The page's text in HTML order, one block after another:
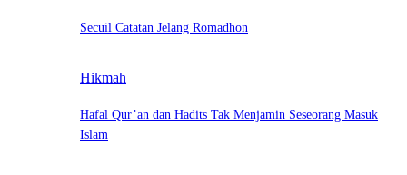
Secuil Catatan Jelang Romadhon
Hikmah
Hafal Qur’an dan Hadits Tak Menjamin Seseorang Masuk
Islam